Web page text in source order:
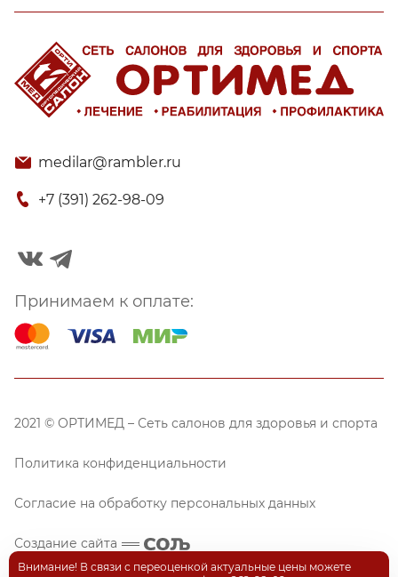
medilar@rambler.ru
+7 (391) 262-98-09
Принимаем к оплате:
2021 © ОРТИМЕД – Сеть салонов для здоровья и спорта
Политика конфиденциальности
Согласие на обработку персональных данных
Создание сайта
Внимание! В связи с переоценкой актуальные цены можете